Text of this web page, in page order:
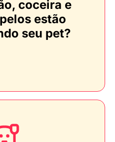
coceira e
estão
seu pet?